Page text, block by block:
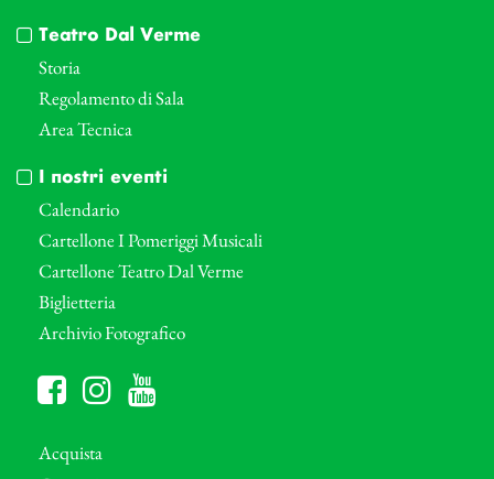
Teatro Dal Verme
Storia
Regolamento di Sala
Area Tecnica
I nostri eventi
Calendario
Cartellone I Pomeriggi Musicali
Cartellone Teatro Dal Verme
Biglietteria
Archivio Fotografico
Acquista